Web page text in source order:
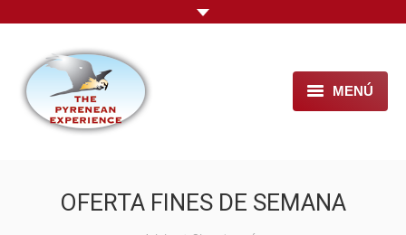
MENÚ
OFERTA FINES DE SEMANA